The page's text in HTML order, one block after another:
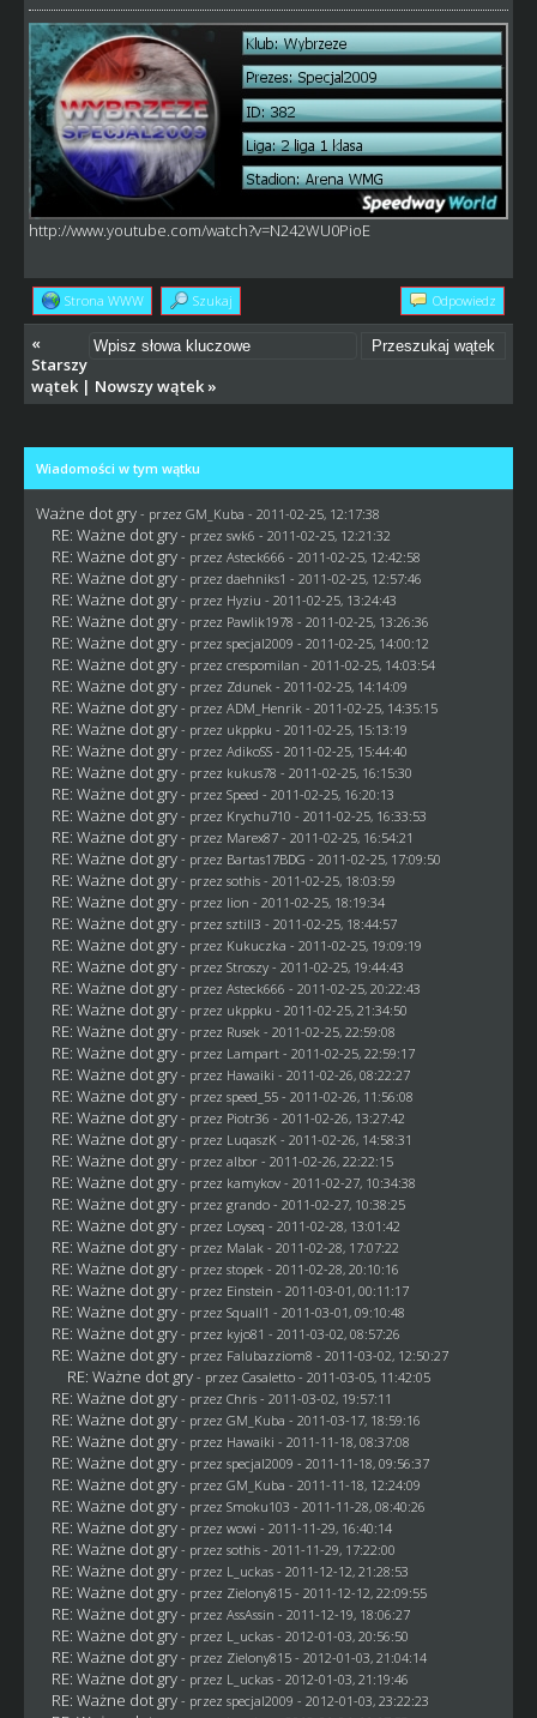
http://www.youtube.com/watch?v=N242WU0PioE
Strona WWW Szukaj Odpowiedz
«
Starszy
wątek| Nowszy wątek»
Wiadomości w tym wątku
Ważne dot gry - przez GM_Kuba - 2011-02-25, 12:17:38
RE: Ważne dot gry - przez swk6 - 2011-02-25, 12:21:32
RE: Ważne dot gry - przez Asteck666 - 2011-02-25, 12:42:58
RE: Ważne dot gry - przez daehniks1 - 2011-02-25, 12:57:46
RE: Ważne dot gry - przez Hyziu - 2011-02-25, 13:24:43
RE: Ważne dot gry - przez Pawlik1978 - 2011-02-25, 13:26:36
RE: Ważne dot gry - przez specjal2009 - 2011-02-25, 14:00:12
RE: Ważne dot gry - przez crespomilan - 2011-02-25, 14:03:54
RE: Ważne dot gry - przez Zdunek - 2011-02-25, 14:14:09
RE: Ważne dot gry - przez ADM_Henrik - 2011-02-25, 14:35:15
RE: Ważne dot gry - przez ukppku - 2011-02-25, 15:13:19
RE: Ważne dot gry - przez AdikoSS - 2011-02-25, 15:44:40
RE: Ważne dot gry - przez kukus78 - 2011-02-25, 16:15:30
RE: Ważne dot gry - przez Speed - 2011-02-25, 16:20:13
RE: Ważne dot gry - przez Krychu710 - 2011-02-25, 16:33:53
RE: Ważne dot gry - przez Marex87- 2011-02-25, 16:54:21
RE: Ważne dot gry - przez Bartas17BDG - 2011-02-25, 17:09:50
RE: Ważne dot gry - przez sothis- 2011-02-25, 18:03:59
RE: Ważne dot gry - przez lion - 2011-02-25, 18:19:34
RE: Ważne dot gry - przez sztill3 - 2011-02-25, 18:44:57
RE: Ważne dot gry - przez Kukuczka - 2011-02-25, 19:09:19
RE: Ważne dot gry - przez Stroszy- 2011-02-25, 19:44:43
RE: Ważne dot gry - przez Asteck666 - 2011-02-25, 20:22:43
RE: Ważne dot gry - przez ukppku - 2011-02-25, 21:34:50
RE: Ważne dot gry - przez Rusek - 2011-02-25, 22:59:08
RE: Ważne dot gry - przez Lampart- 2011-02-25, 22:59:17
RE: Ważne dot gry - przez Hawaiki - 2011-02-26, 08:22:27
RE: Ważne dot gry - przez speed_55 - 2011-02-26, 11:56:08
RE: Ważne dot gry - przez Piotr36 - 2011-02-26, 13:27:42
RE: Ważne dot gry - przez LuqaszK - 2011-02-26, 14:58:31
RE: Ważne dot gry - przez albor - 2011-02-26, 22:22:15
RE: Ważne dot gry - przez kamykov- 2011-02-27, 10:34:38
RE: Ważne dot gry - przez grando- 2011-02-27, 10:38:25
RE: Ważne dot gry - przez Loyseq - 2011-02-28, 13:01:42
RE: Ważne dot gry - przez Malak - 2011-02-28, 17:07:22
RE: Ważne dot gry - przez stopek - 2011-02-28, 20:10:16
RE: Ważne dot gry - przez Einstein - 2011-03-01, 00:11:17
RE: Ważne dot gry - przez Squall1 - 2011-03-01, 09:10:48
RE: Ważne dot gry - przez kyjo81 - 2011-03-02, 08:57:26
RE: Ważne dot gry - przez Falubazziom8 - 2011-03-02, 12:50:27
RE: Ważne dot gry - przez Casaletto- 2011-03-05, 11:42:05
RE: Ważne dot gry - przez Chris- 2011-03-02, 19:57:11
RE: Ważne dot gry - przez GM_Kuba - 2011-03-17, 18:59:16
RE: Ważne dot gry - przez Hawaiki - 2011-11-18, 08:37:08
RE: Ważne dot gry - przez specjal2009 - 2011-11-18, 09:56:37
RE: Ważne dot gry - przez GM_Kuba - 2011-11-18, 12:24:09
RE: Ważne dot gry - przez Smoku103 - 2011-11-28, 08:40:26
RE: Ważne dot gry - przez wowi - 2011-11-29, 16:40:14
RE: Ważne dot gry - przez sothis- 2011-11-29, 17:22:00
RE: Ważne dot gry - przez L_uckas- 2011-12-12, 21:28:53
RE: Ważne dot gry - przez Zielony815- 2011-12-12, 22:09:55
RE: Ważne dot gry - przez AssAssin - 2011-12-19, 18:06:27
RE: Ważne dot gry - przez L_uckas- 2012-01-03, 20:56:50
RE: Ważne dot gry - przez Zielony815- 2012-01-03, 21:04:14
RE: Ważne dot gry - przez L_uckas- 2012-01-03, 21:19:46
RE: Ważne dot gry - przez specjal2009 - 2012-01-03, 23:22:23